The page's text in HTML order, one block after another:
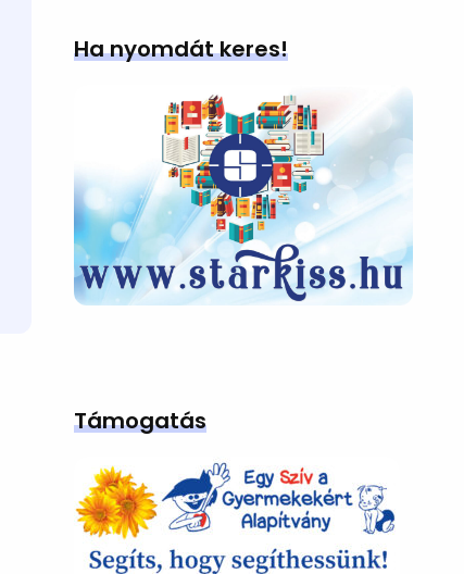
Ha nyomdát keres!
Támogatás